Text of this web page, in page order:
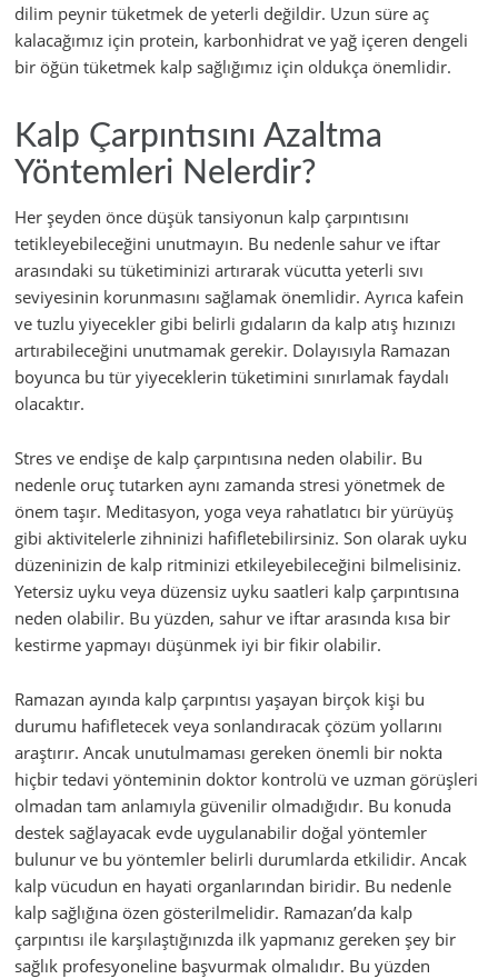
dilim peynir tüketmek de yeterli değildir. Uzun süre aç
kalacağımız için protein, karbonhidrat ve yağ içeren dengeli
bir öğün tüketmek kalp sağlığımız için oldukça önemlidir.
Kalp Çarpıntısını Azaltma
Yöntemleri Nelerdir?
Her şeyden önce düşük tansiyonun kalp çarpıntısını
tetikleyebileceğini unutmayın. Bu nedenle sahur ve iftar
arasındaki su tüketiminizi artırarak vücutta yeterli sıvı
seviyesinin korunmasını sağlamak önemlidir. Ayrıca kafein
ve tuzlu yiyecekler gibi belirli gıdaların da kalp atış hızınızı
artırabileceğini unutmamak gerekir. Dolayısıyla Ramazan
boyunca bu tür yiyeceklerin tüketimini sınırlamak faydalı
olacaktır.
Stres ve endişe de kalp çarpıntısına neden olabilir. Bu
nedenle oruç tutarken aynı zamanda stresi yönetmek de
önem taşır. Meditasyon, yoga veya rahatlatıcı bir yürüyüş
gibi aktivitelerle zihninizi hafifletebilirsiniz. Son olarak uyku
düzeninizin de kalp ritminizi etkileyebileceğini bilmelisiniz.
Yetersiz uyku veya düzensiz uyku saatleri kalp çarpıntısına
neden olabilir. Bu yüzden, sahur ve iftar arasında kısa bir
kestirme yapmayı düşünmek iyi bir fikir olabilir.
Ramazan ayında kalp çarpıntısı yaşayan birçok kişi bu
durumu hafifletecek veya sonlandıracak çözüm yollarını
araştırır. Ancak unutulmaması gereken önemli bir nokta
hiçbir tedavi yönteminin doktor kontrolü ve uzman görüşleri
olmadan tam anlamıyla güvenilir olmadığıdır. Bu konuda
destek sağlayacak evde uygulanabilir doğal yöntemler
bulunur ve bu yöntemler belirli durumlarda etkilidir. Ancak
kalp vücudun en hayati organlarından biridir. Bu nedenle
kalp sağlığına özen gösterilmelidir. Ramazan’da kalp
çarpıntısı ile karşılaştığınızda ilk yapmanız gereken şey bir
sağlık profesyoneline başvurmak olmalıdır. Bu yüzden